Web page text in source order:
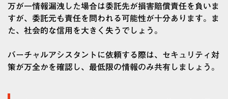
万が一情報漏洩した場合は委託先が損害賠償責任を負いま
すが、委託元も責任を問われる可能性が十分あります。ま
た、社会的な信用を大きく失うでしょう。
バーチャルアシスタントに依頼する際は、セキュリティ対
策が万全かを確認し、最低限の情報のみ共有しましょう。